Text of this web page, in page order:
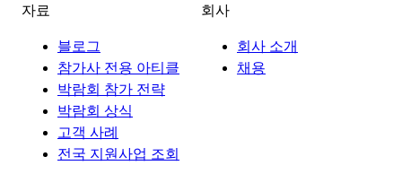
자료
블로그
참가사 전용 아티클
박람회 참가 전략
박람회 상식
고객 사례
전국 지원사업 조회
회사
회사 소개
채용